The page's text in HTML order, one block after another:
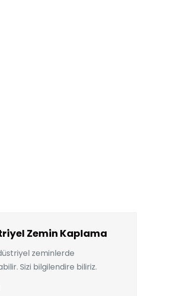
Zemin Kaplama
zeminlerde
Sizi bilgilendire biliriz.